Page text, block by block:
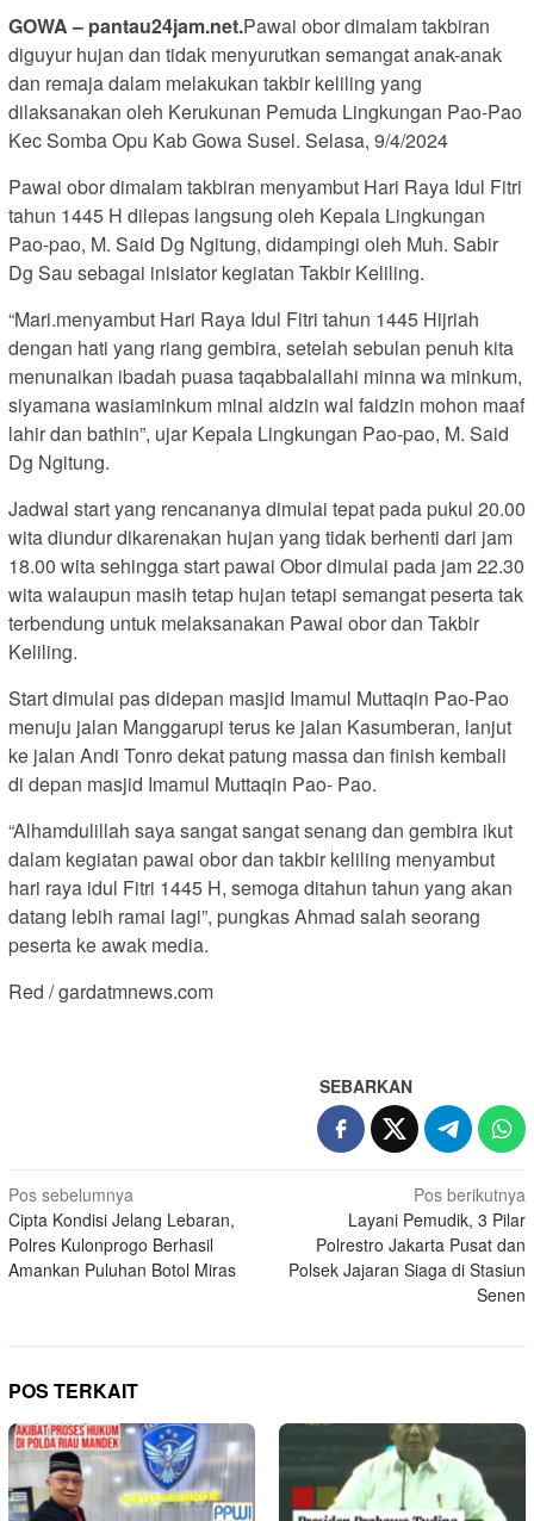
GOWA – pantau24jam.net.Pawai obor dimalam takbiran
diguyur hujan dan tidak menyurutkan semangat anak-anak
dan remaja dalam melakukan takbir keliling yang
dilaksanakan oleh Kerukunan Pemuda Lingkungan Pao-Pao
Kec Somba Opu Kab Gowa Susel. Selasa, 9/4/2024
Pawai obor dimalam takbiran menyambut Hari Raya Idul Fitri
tahun 1445 H dilepas langsung oleh Kepala Lingkungan
Pao-pao, M. Said Dg Ngitung, didampingi oleh Muh. Sabir
Dg Sau sebagai inisiator kegiatan Takbir Keliling.
“Mari.menyambut Hari Raya Idul Fitri tahun 1445 Hijriah
dengan hati yang riang gembira, setelah sebulan penuh kita
menunaikan ibadah puasa taqabbalallahi minna wa minkum,
siyamana wasiaminkum minal aidzin wal faidzin mohon maaf
lahir dan bathin”, ujar Kepala Lingkungan Pao-pao, M. Said
Dg Ngitung.
Jadwal start yang rencananya dimulai tepat pada pukul 20.00
wita diundur dikarenakan hujan yang tidak berhenti dari jam
18.00 wita sehingga start pawai Obor dimulai pada jam 22.30
wita walaupun masih tetap hujan tetapi semangat peserta tak
terbendung untuk melaksanakan Pawai obor dan Takbir
Keliling.
Start dimulai pas didepan masjid Imamul Muttaqin Pao-Pao
menuju jalan Manggarupi terus ke jalan Kasumberan, lanjut
ke jalan Andi Tonro dekat patung massa dan finish kembali
di depan masjid Imamul Muttaqin Pao- Pao.
“Alhamdulillah saya sangat sangat senang dan gembira ikut
dalam kegiatan pawai obor dan takbir keliling menyambut
hari raya idul Fitri 1445 H, semoga ditahun tahun yang akan
datang lebih ramai lagi”, pungkas Ahmad salah seorang
peserta ke awak media.
Red / gardatmnews.com
SEBARKAN
Navigasi
pos
Pos sebelumnya
Cipta Kondisi Jelang Lebaran,
Polres Kulonprogo Berhasil
Amankan Puluhan Botol Miras
Pos berikutnya
Layani Pemudik, 3 Pilar
Polrestro Jakarta Pusat dan
Polsek Jajaran Siaga di Stasiun
Senen
POS TERKAIT